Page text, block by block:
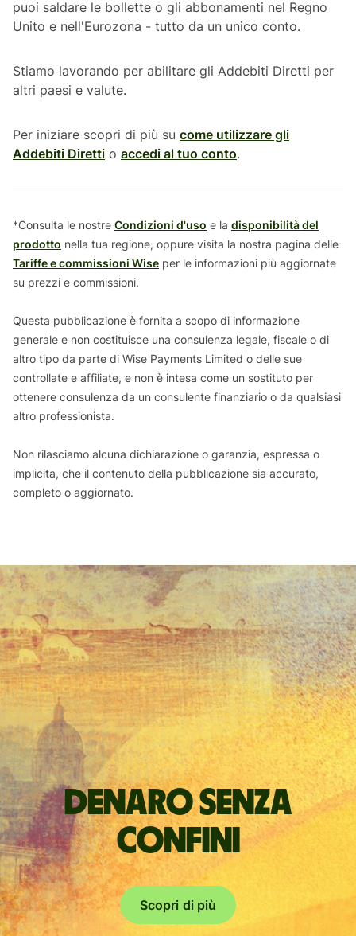
puoi saldare le bollette o gli abbonamenti nel Regno
Unito e nell'Eurozona - tutto da un unico conto.
Stiamo lavorando per abilitare gli Addebiti Diretti per
altri paesi e valute.
Per iniziare scopri di più su come utilizzare gli
Addebiti Diretti o accedi al tuo conto.
*Consulta le nostre Condizioni d'uso e la disponibilità del
prodotto nella tua regione, oppure visita la nostra pagina delle
Tariffe e commissioni Wise per le informazioni più aggiornate
su prezzi e commissioni.
Questa pubblicazione è fornita a scopo di informazione
generale e non costituisce una consulenza legale, fiscale o di
altro tipo da parte di Wise Payments Limited o delle sue
controllate e affiliate, e non è intesa come un sostituto per
ottenere consulenza da un consulente finanziario o da qualsiasi
altro professionista.
Non rilasciamo alcuna dichiarazione o garanzia, espressa o
implicita, che il contenuto della pubblicazione sia accurato,
completo o aggiornato.
Denaro senza
confini
Scopri di più